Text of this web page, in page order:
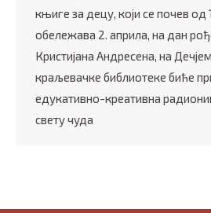
књиге за децу, који се почев од
обележава 2. априла, на дан
Кристијана Андресена, на
краљевачке библиотеке биће
едукативно-креативна
свету чуда